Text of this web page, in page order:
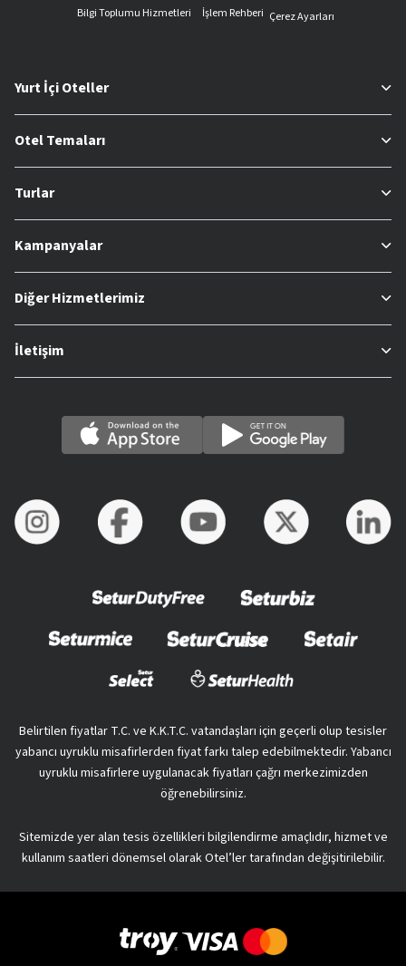
Bilgi Toplumu Hizmetleri
İşlem Rehberi Çerez Ayarları
Yurt İçi Oteller
Otel Temaları
Turlar
Kampanyalar
Diğer Hizmetlerimiz
İletişim
Belirtilen fiyatlar T.C. ve K.K.T.C. vatandaşları için geçerli olup tesisler
yabancı uyruklu misafirlerden fiyat farkı talep edebilmektedir. Yabancı
uyruklu misafirlere uygulanacak fiyatları çağrı merkezimizden
öğrenebilirsiniz.
Sitemizde yer alan tesis özellikleri bilgilendirme amaçlıdır, hizmet ve
kullanım saatleri dönemsel olarak Otel’ler tarafından değişitirilebilir.